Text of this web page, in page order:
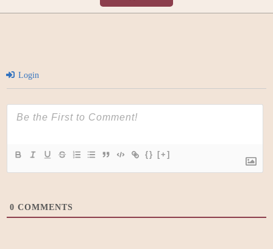
Login
{} [+]
0 COMMENTS